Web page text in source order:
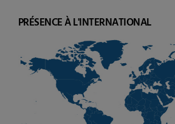
PRÉSENCE À L'INTERNATIONAL